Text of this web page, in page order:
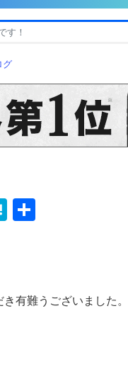
す！
グ
Hatena
有難うございました。